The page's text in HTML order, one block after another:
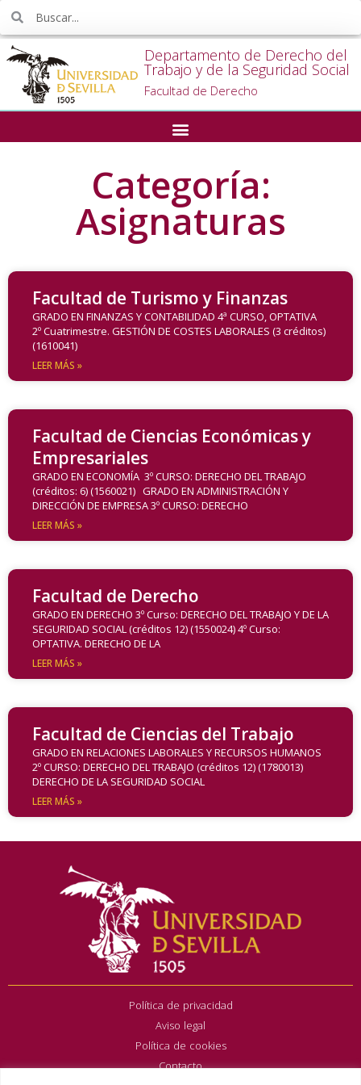
Departamento de Derecho del
Trabajo y de la Seguridad Social
Facultad de Derecho
Categoría:
Asignaturas
Facultad de Turismo y Finanzas
GRADO EN FINANZAS Y CONTABILIDAD 4ª CURSO, OPTATIVA
2º Cuatrimestre. GESTIÓN DE COSTES LABORALES (3 créditos)
(1610041)
LEER MÁS »
Facultad de Ciencias Económicas y
Empresariales
GRADO EN ECONOMÍA 3º CURSO: DERECHO DEL TRABAJO
(créditos: 6) (1560021) GRADO EN ADMINISTRACIÓN Y
DIRECCIÓN DE EMPRESA 3º CURSO: DERECHO
LEER MÁS »
Facultad de Derecho
GRADO EN DERECHO 3º Curso: DERECHO DEL TRABAJO Y DE LA
SEGURIDAD SOCIAL (créditos 12) (1550024) 4º Curso:
OPTATIVA. DERECHO DE LA
LEER MÁS »
Facultad de Ciencias del Trabajo
GRADO EN RELACIONES LABORALES Y RECURSOS HUMANOS
2º CURSO: DERECHO DEL TRABAJO (créditos 12) (1780013)
DERECHO DE LA SEGURIDAD SOCIAL
LEER MÁS »
Política de privacidad
Aviso legal
Política de cookies
Contacto